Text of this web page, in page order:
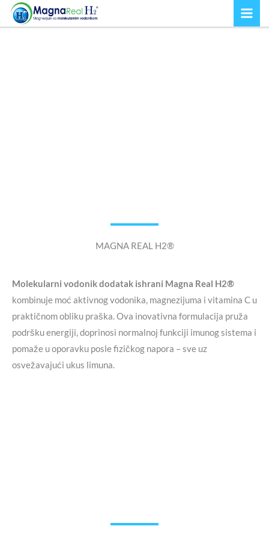
Пређи
MAGNA REAL H2®
Molekularni vodonik dodatak ishrani Magna Real H2®
kombinuje moć aktivnog vodonika, magnezijuma i vitamina C u
praktičnom obliku praška. Ova inovativna formulacija pruža
podršku energiji, doprinosi normalnoj funkciji imunog sistema i
pomaže u oporavku posle fizičkog napora – sve uz
osvežavajući ukus limuna.